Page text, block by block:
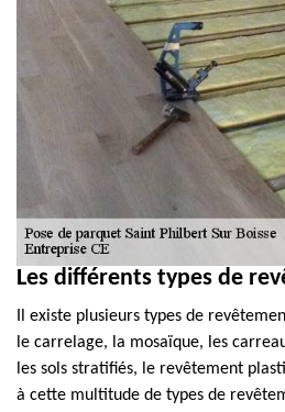
Les différents types de
Il existe plusieurs types de
le carrelage, la mosaïque, les
les sols stratifiés, le revêtement
à cette multitude de types de